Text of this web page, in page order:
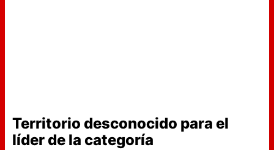
Territorio desconocido para el
líder de la categoría